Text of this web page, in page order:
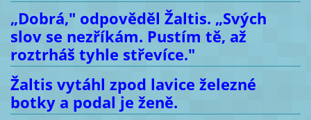
„Dobrá," odpověděl Žaltis. „Svých
slov se nezříkám. Pustím tě, až
roztrháš tyhle střevíce."
Žaltis vytáhl zpod lavice železné
botky a podal je ženě.